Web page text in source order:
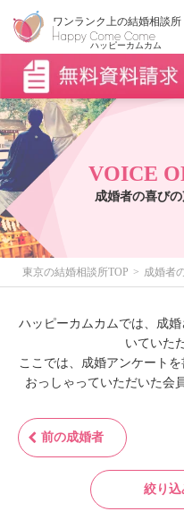
VOICE
成婚者の喜び
東京の結婚相談所TOP 成婚者
ハッピーカムカムでは、成
いていた
ここでは、成婚アンケート
おっしゃっていただいた会
前の成婚者
絞り込